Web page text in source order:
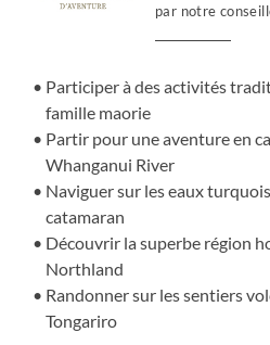
par notre
Participer à des activités
famille maorie
Partir pour une aventure en
Whanganui River
Naviguer sur les eaux
catamaran
Découvrir la superbe région
Northland
Randonner sur les sentiers
Tongariro